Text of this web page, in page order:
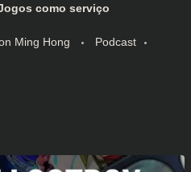
como serviço
Ming Hong
Podcast